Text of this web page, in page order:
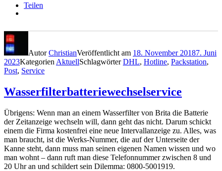
Teilen
AutorChristianVeröffentlicht am 18. November 20187. Juni
2023Kategorien AktuellSchlagwörterDHL, Hotline, Packstation,
Post, Service
Wasserfilterbatteriewechselservice
Übrigens: Wenn man an einem Wasserfilter von Brita die Batterie
der Zeitanzeige wechseln will, dann geht das nicht. Darum schickt
einem die Firma kostenfrei eine neue Intervallanzeige zu. Alles, was
man braucht, ist die Werks-Nummer, die auf der Unterseite der
Kanne steht, dann muss man seinen eigenen Namen wissen und wo
man wohnt – dann ruft man diese Telefonnummer zwischen 8 und
20 Uhr an und schildert sein Dilemma: 0800-5001919.